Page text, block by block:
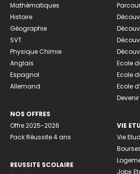
Mathématiques
Histoire
Géographie
SVT
Physique Chimie
Anglais
Espagnol
Allemand
NOS OFFRES
Offre 2025-2026
Pack Réussite 4 ans
REUSSITE SCOLAIRE
Ecole
Ecole
Ecole
VIE
Vie
Jobs